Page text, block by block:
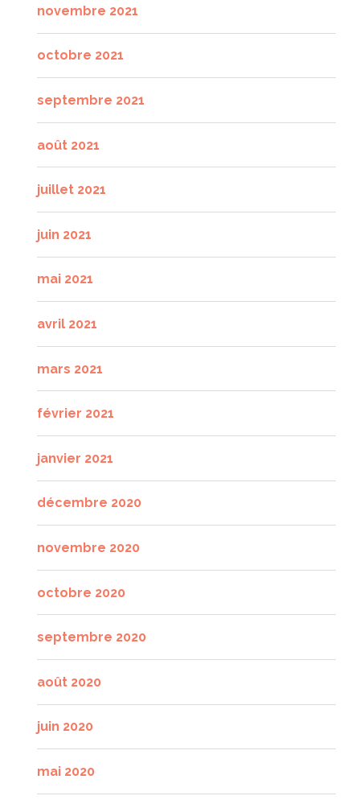
novembre 2021
octobre 2021
septembre 2021
août 2021
juillet 2021
juin 2021
mai 2021
avril 2021
mars 2021
février 2021
janvier 2021
décembre 2020
novembre 2020
octobre 2020
septembre 2020
août 2020
juin 2020
mai 2020